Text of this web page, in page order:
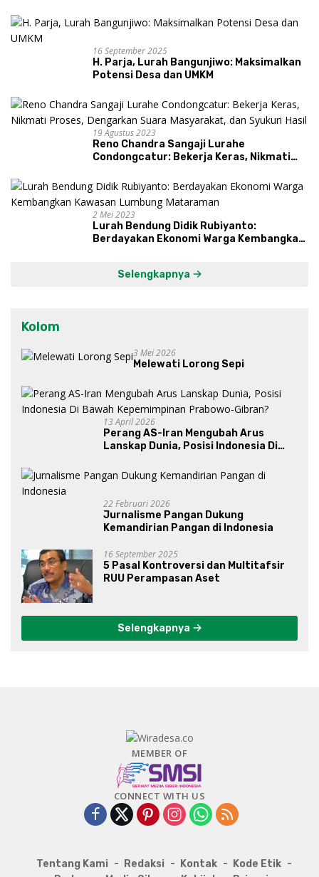
16 September 2025
H. Parja, Lurah Bangunjiwo: Maksimalkan
Potensi Desa dan UMKM
19 Agustus 2023
Reno Chandra Sangaji Lurahe
Condongcatur: Bekerja Keras, Nikmati
dan Syukuri Hasil
2 Mei 2023
Lurah Bendung Didik Rubiyanto:
Berdayakan Ekonomi Warga Kembangkan
Selengkapnya
Kolom
3 Mei 2026
Melewati Lorong Sepi
13 April 2026
Perang AS-Iran Mengubah Arus
Lanskap Dunia, Posisi Indonesia Di
Gibran?
22 Februari 2026
Jurnalisme Pangan Dukung
Kemandirian Pangan di Indonesia
16 September 2025
5 Pasal Kontroversi dan Multitafsir
RUU Perampasan Aset
Selengkapnya
MEMBER OF
CONNECT WITH US
Tentang Kami Redaksi Kontak
Kode Etik